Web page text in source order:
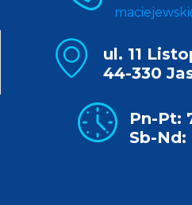
ul. 11
44-330
Pn-Pt:
Sb-Nd: